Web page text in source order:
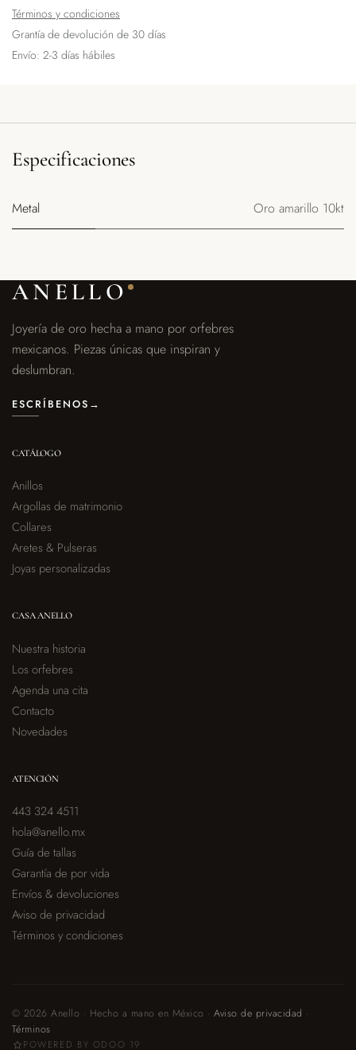
Términos y condiciones
Grantía de devolución de 30 días
Envío: 2-3 días hábiles
Especificaciones
Metal Oro amarillo 10kt
ANELLO
Joyería de oro hecha a mano por orfebres
mexicanos. Piezas únicas que inspiran y
deslumbran.
ESCRÍBENOS →
CATÁLOGO
Anillos
Argollas de matrimonio
Collares
Aretes & Pulseras
Joyas personalizadas
CASA ANELLO
Nuestra historia
Los orfebres
Agenda una cita
Contacto
Novedades
ATENCIÓN
443 324 4511
hola@anello.mx
Guía de tallas
Garantía de por vida
Envíos & devoluciones
Aviso de privacidad
Términos y condiciones
© 2026 Anello · Hecho a mano en México ·Aviso de privacidad ·
Términos
POWERED BY ODOO 19